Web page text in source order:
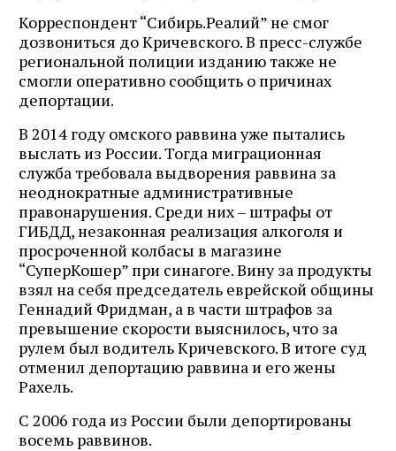
Корреспондент “Сибирь.Реалий” не смог
дозвониться до Кричевского. В пресс-службе
региональной полиции изданию также не
смогли оперативно сообщить о причинах
депортации.
В 2014 году омского раввина уже пытались
выслать из России. Тогда миграционная
служба требовала выдворения раввина за
неоднократные административные
правонарушения. Среди них – штрафы от
ГИБДД, незаконная реализация алкоголя и
просроченной колбасы в магазине
“СуперКошер” при синагоге. Вину за продукты
взял на себя председатель еврейской общины
Геннадий Фридман, а в части штрафов за
превышение скорости выяснилось, что за
рулем был водитель Кричевского. В итоге суд
отменил депортацию раввина и его жены
Рахель.
С 2006 года из России были депортированы
восемь раввинов.